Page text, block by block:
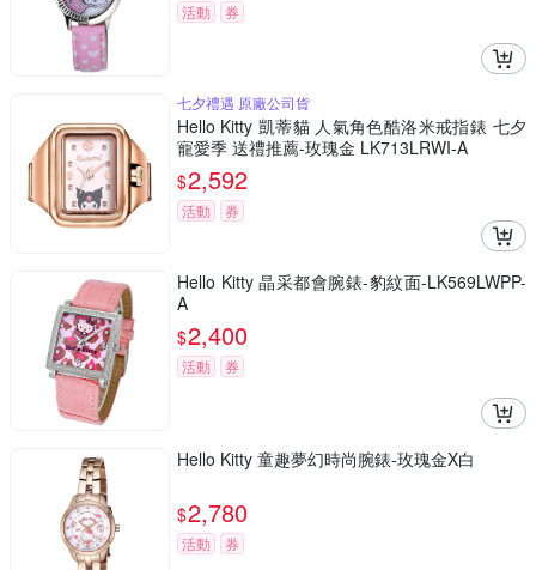
活動 券
七夕禮遇 原廠公司貨
Hello Kitty 凱蒂貓 人氣角色酷洛米戒指錶 七夕
寵愛季 送禮推薦-玫瑰金 LK713LRWI-A
$2,592
活動 券
Hello Kitty 晶采都會腕錶-豹紋面-LK569LWPP-
A
$2,400
活動 券
Hello Kitty 童趣夢幻時尚腕錶-玫瑰金X白
$2,780
活動 券